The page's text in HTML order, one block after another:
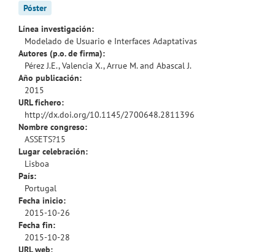
Póster
Línea investigación:
Modelado de Usuario e Interfaces Adaptativas
Autores (p.o. de firma):
Pérez J.E., Valencia X., Arrue M. and Abascal J.
Año publicación:
2015
URL fichero:
http://dx.doi.org/10.1145/2700648.2811396
Nombre congreso:
ASSETS?15
Lugar celebración:
Lisboa
País:
Portugal
Fecha inicio:
2015-10-26
Fecha fin:
2015-10-28
URL web: